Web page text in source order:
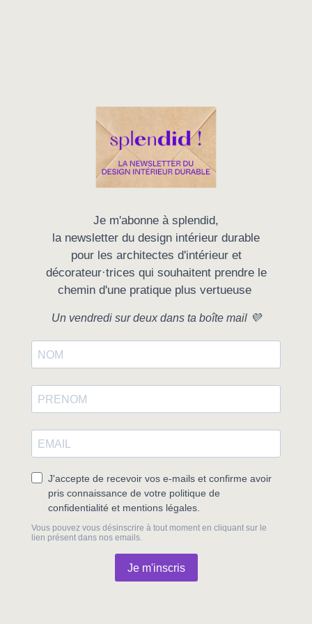
Je m'abonne à splendid,
la newsletter du design intérieur durable
pour les architectes d'intérieur et
décorateur·trices qui souhaitent prendre le
chemin d'une pratique plus vertueuse
Un vendredi sur deux dans ta boîte mail 💜
J'accepte de recevoir vos e-mails et confirme avoir
pris connaissance de votre politique de
confidentialité et mentions légales.
Vous pouvez vous désinscrire à tout moment en cliquant sur le
lien présent dans nos emails.
Je m'inscris